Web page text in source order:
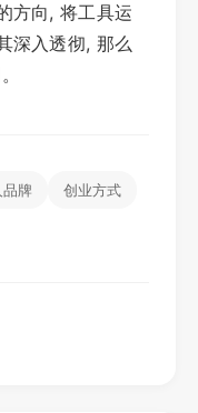
方向, 将工具运
深入透彻, 那么
牌 创业方式